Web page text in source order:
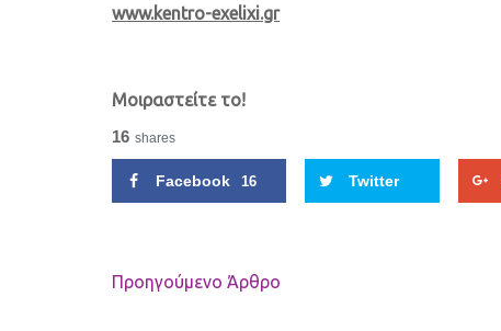
www.kentro-exelixi.gr
Μοιραστείτε το!
16 shares
Facebook 16 Twitter
Προηγούμενo Άρθρο